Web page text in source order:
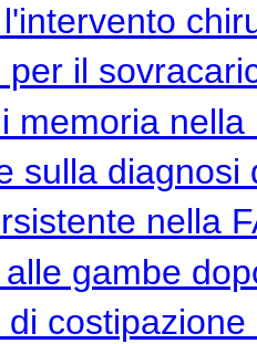
per il
memoria nella
sulla diagnosi
nella
gambe
di costipazione